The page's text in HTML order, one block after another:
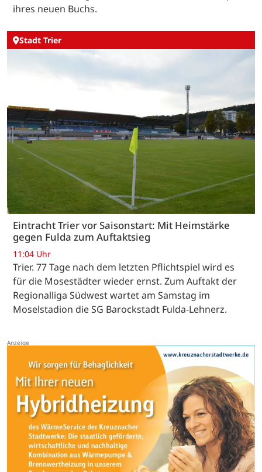
ihres neuen Buchs.
Stadt Trier
Eintracht Trier vor Saisonstart: Mit Heimstärke
gegen Fulda zum Auftaktsieg
11:04 Uhr
Trier. 77 Tage nach dem letzten Pflichtspiel wird es
für die Mosestädter wieder ernst. Zum Auftakt der
Regionalliga Südwest wartet am Samstag im
Moselstadion die SG Barockstadt Fulda-Lehnerz.